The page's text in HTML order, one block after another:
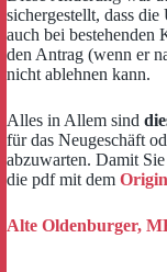
sichergestellt, dass
auch bei bestehenden
den Antrag (wenn er
nicht ablehnen kann.
Alles in Allem sind
für das Neugeschäft
abzuwarten. Damit
die pdf mit dem
Alte Oldenburger,